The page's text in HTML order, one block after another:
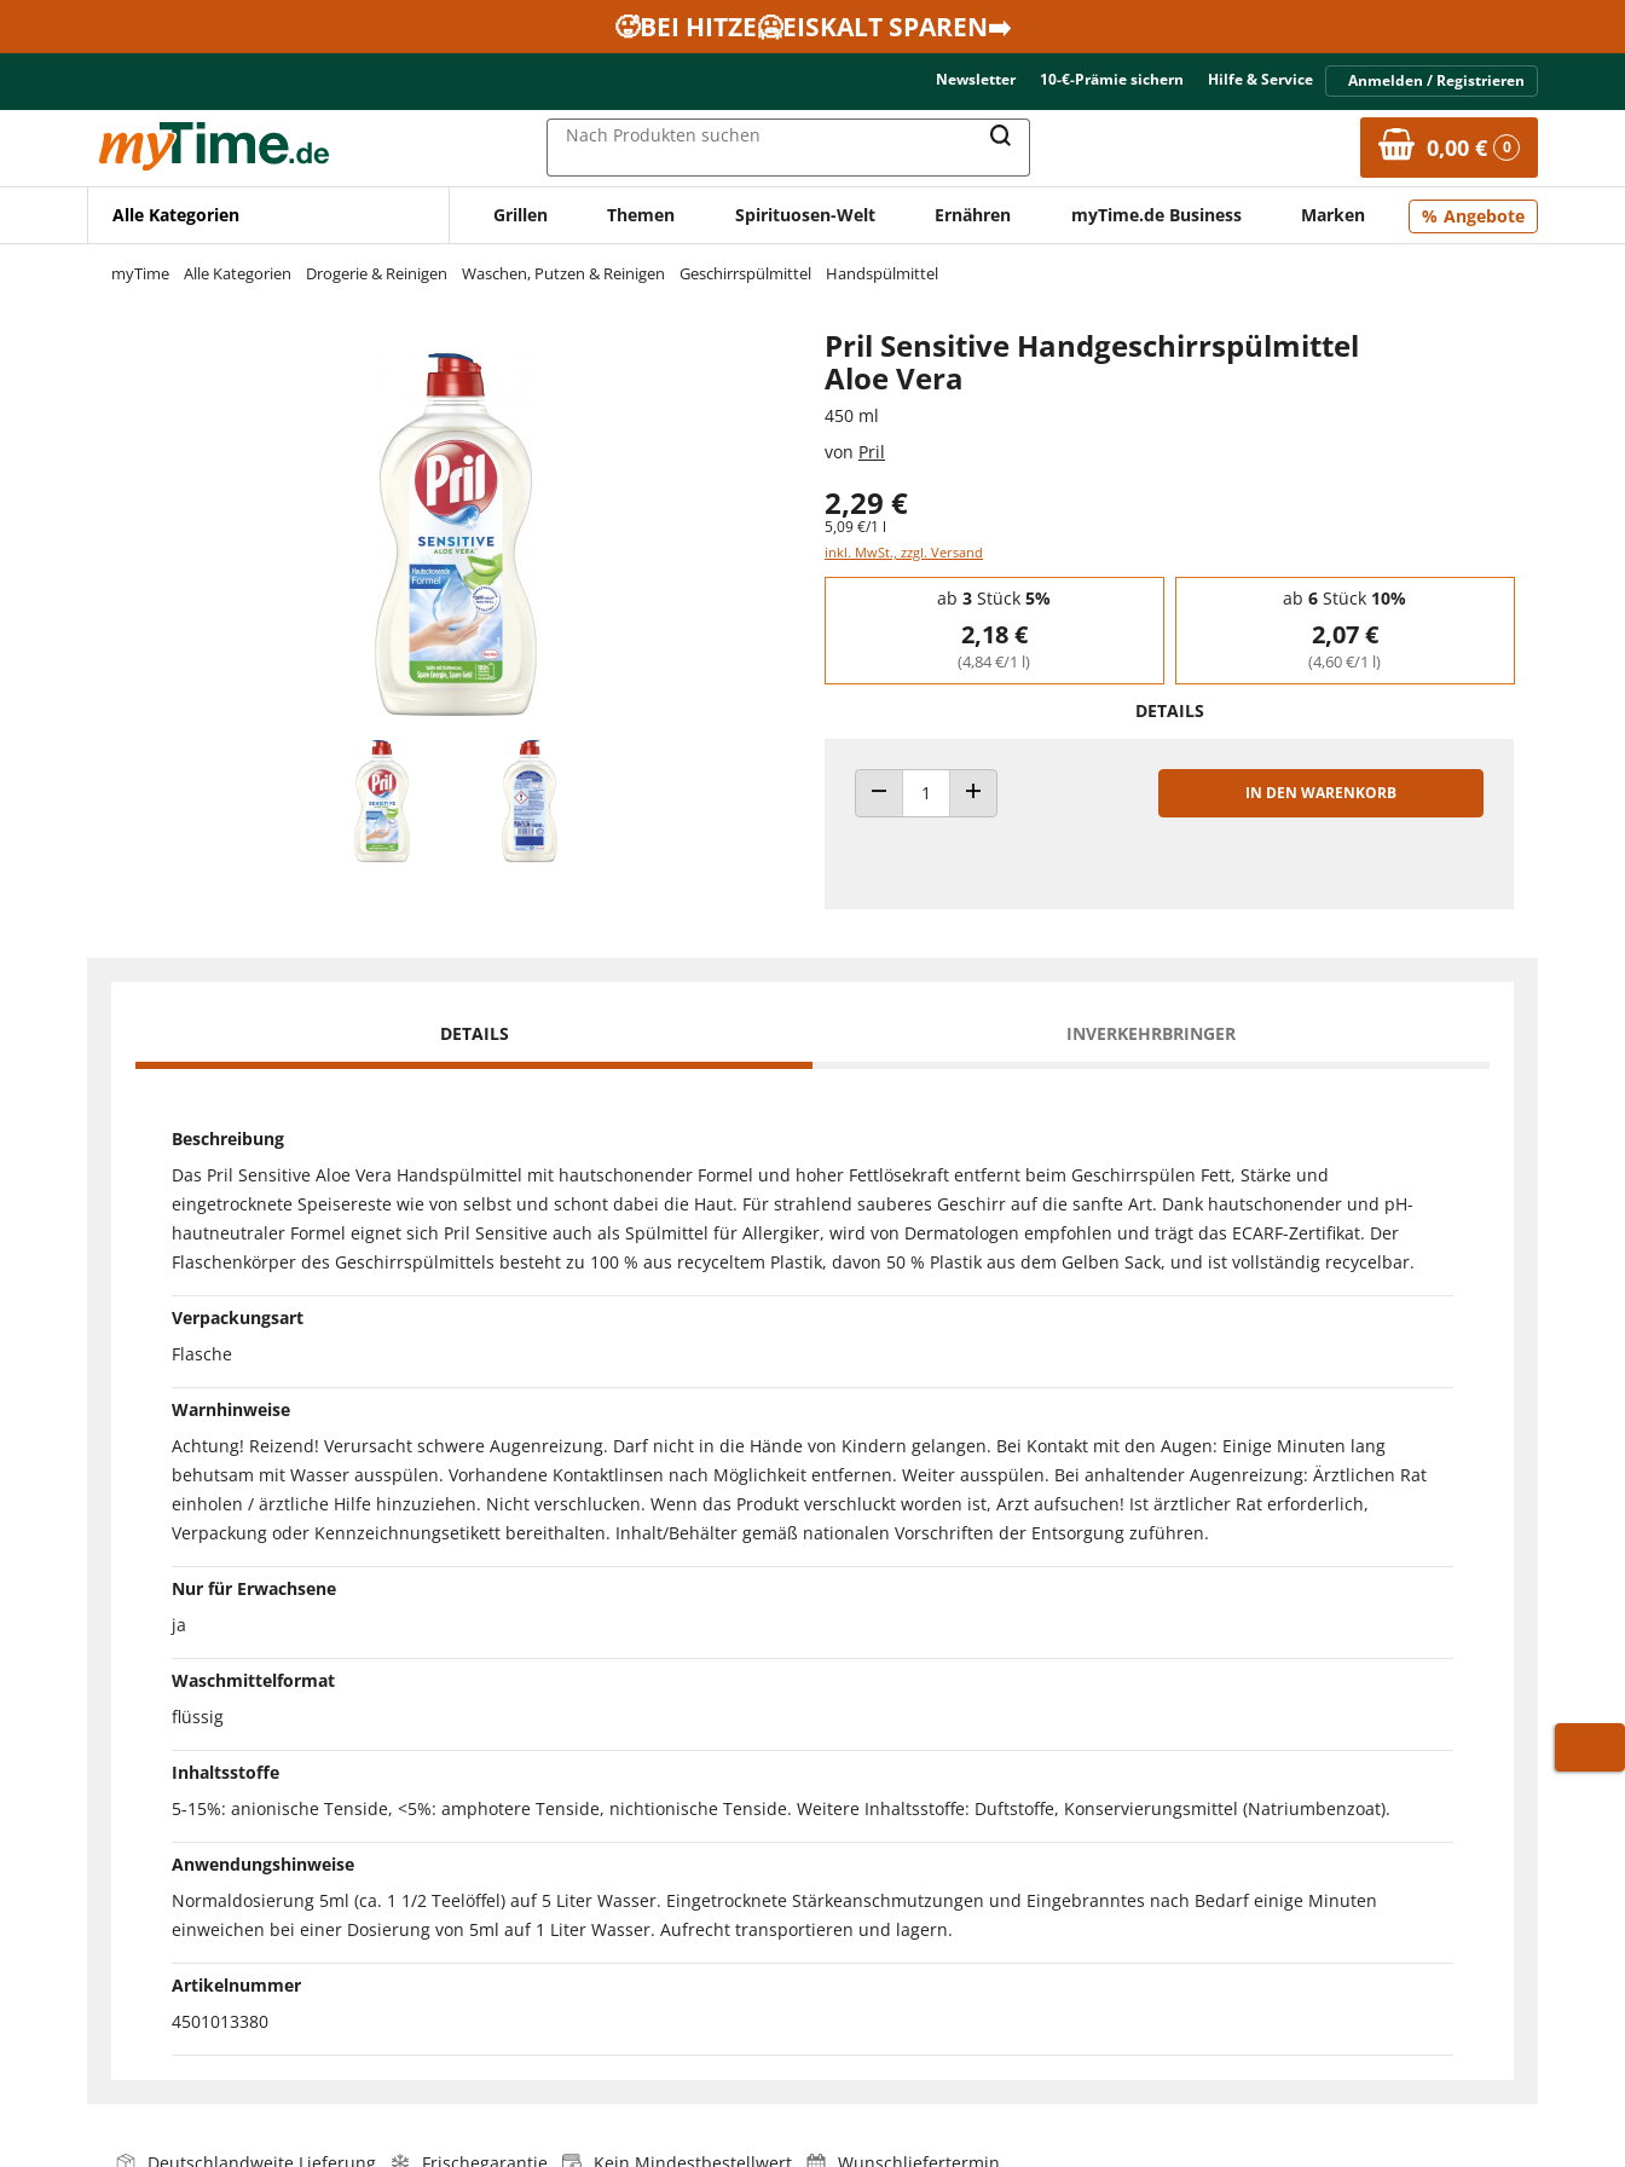
Zur Navigation springen
🥵BEI HITZE🥶EISKALT SPAREN➡️
Newsletter 10-€-Prämie sichern Hilfe & Service Anmelden / Registrieren
Nach Produkten suchen 0,00 € 0
Alle Kategorien Grillen Themen Spirituosen-Welt Ernähren myTime.de Business Marken Angebote
myTime Alle Kategorien Drogerie & Reinigen Waschen, Putzen & Reinigen Geschirrspülmittel Handspülmittel
Pril Sensitive Handgeschirrspülmittel
Aloe Vera
450 ml
von Pril
2,29 €
5,09 €/1 l
inkl. MwSt., zzgl. Versand
Staffelpreise - Mengenrabatt
ab 3 Stück 5%
2,18 €
(4,84 €/1 l)
ab 6 Stück 10%
2,07 €
(4,60 €/1 l)
DETAILS
ANZAHL VERRINGERNANZAHL ERHÖHEN
IN DEN WARENKORB
DETAILS INVERKEHRBRINGER
Beschreibung
Das Pril Sensitive Aloe Vera Handspülmittel mit hautschonender Formel und hoher Fettlösekraft entfernt beim Geschirrspülen Fett, Stärke und
eingetrocknete Speisereste wie von selbst und schont dabei die Haut. Für strahlend sauberes Geschirr auf die sanfte Art. Dank hautschonender und pH-
hautneutraler Formel eignet sich Pril Sensitive auch als Spülmittel für Allergiker, wird von Dermatologen empfohlen und trägt das ECARF-Zertifikat. Der
Flaschenkörper des Geschirrspülmittels besteht zu 100 % aus recyceltem Plastik, davon 50 % Plastik aus dem Gelben Sack, und ist vollständig recycelbar.
Verpackungsart
Flasche
Warnhinweise
Achtung! Reizend! Verursacht schwere Augenreizung. Darf nicht in die Hände von Kindern gelangen. Bei Kontakt mit den Augen: Einige Minuten lang
behutsam mit Wasser ausspülen. Vorhandene Kontaktlinsen nach Möglichkeit entfernen. Weiter ausspülen. Bei anhaltender Augenreizung: Ärztlichen Rat
einholen / ärztliche Hilfe hinzuziehen. Nicht verschlucken. Wenn das Produkt verschluckt worden ist, Arzt aufsuchen! Ist ärztlicher Rat erforderlich,
Verpackung oder Kennzeichnungsetikett bereithalten. Inhalt/Behälter gemäß nationalen Vorschriften der Entsorgung zuführen.
Nur für Erwachsene
ja
Waschmittelformat
flüssig
Inhaltsstoffe
5-15%: anionische Tenside, <5%: amphotere Tenside, nichtionische Tenside. Weitere Inhaltsstoffe: Duftstoffe, Konservierungsmittel (Natriumbenzoat).
Anwendungshinweise
Normaldosierung 5ml (ca. 1 1/2 Teelöffel) auf 5 Liter Wasser. Eingetrocknete Stärkeanschmutzungen und Eingebranntes nach Bedarf einige Minuten
einweichen bei einer Dosierung von 5ml auf 1 Liter Wasser. Aufrecht transportieren und lagern.
Artikelnummer
4501013380